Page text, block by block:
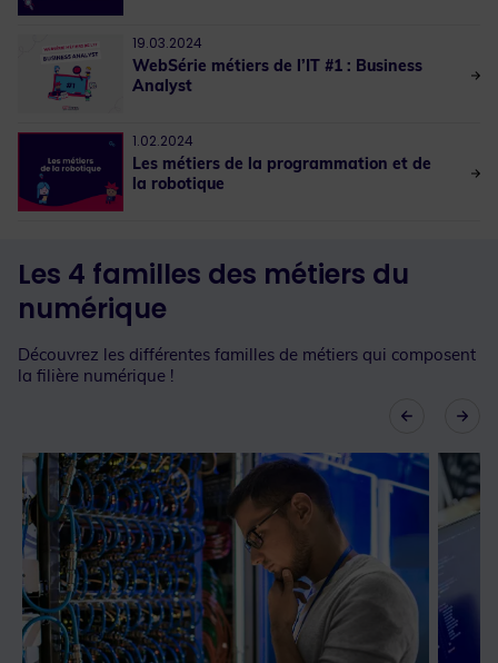
19.03.2024
WebSérie métiers de l’IT #1 : Business
Analyst
1.02.2024
Les métiers de la programmation et de
la robotique
Les 4 familles des métiers du
numérique
Découvrez les différentes familles de métiers qui composent
la filière numérique !